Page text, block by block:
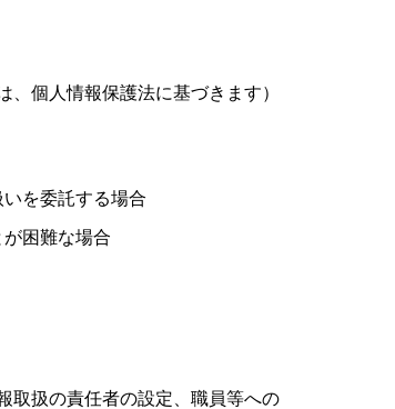
個人情報保護法に基づきます）
を委託する場合
困難な場合
取扱の責任者の設定、職員等への